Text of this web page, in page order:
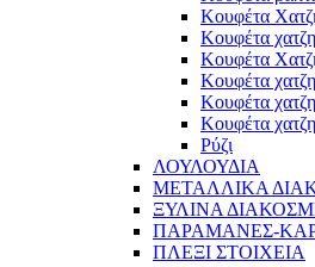
Κουφέτα
Κουφέτα
Κουφέτα
Κουφέτα
Κουφέτα
Κουφέτα
Ρύζι
ΛΟΥΛΟΥΔΙΑ
ΜΕΤΑΛΛΙΚΑ
ΞΥΛΙΝΑ
ΠΑΡΑΜΑΝΕΣ-
ΠΛΕΞΙ ΣΤΟΙΧΕΙΑ